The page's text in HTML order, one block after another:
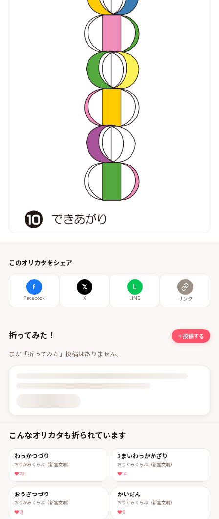
このオリカタをシェア
f
Facebook
𝕏
X
L
LINE リンク
折ってみた！ 投稿する
まだ「折ってみた」投稿はありません。
投稿詳細を読み込んでいます
こんなオリカタも折られています
わっかつづり
おりがみくらぶ（新宮文明）
22
3まいわっかかざり
おりがみくらぶ（新宮文明）
14
おうぎつづり
おりがみくらぶ（新宮文明）
13
かいだん
おりがみくらぶ（新宮文明）
8